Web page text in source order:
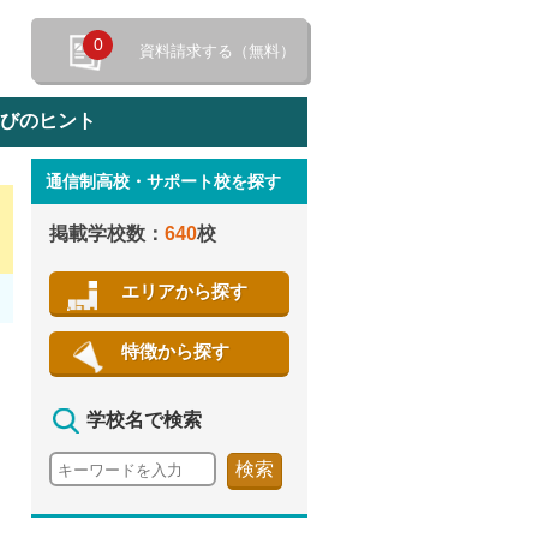
0 資料請求する（無料）
のヒント
通信制高校・サポート校を探す
掲載学校数： 640校
エリアから探す
特徴から探す
学校名で検索